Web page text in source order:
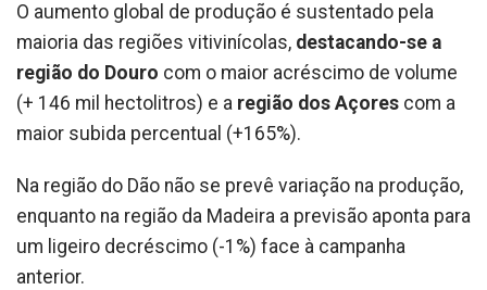
O aumento global de produção é sustentado pela
maioria das regiões vitivinícolas, destacando-se a
região do Douro com o maior acréscimo de volume
(+ 146 mil hectolitros) e a região dos Açores com a
maior subida percentual (+165%).
Na região do Dão não se prevê variação na produção,
enquanto na região da Madeira a previsão aponta para
um ligeiro decréscimo (-1%) face à campanha
anterior.